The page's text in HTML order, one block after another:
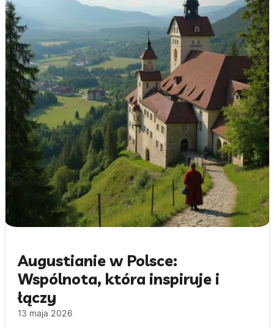
Augustianie w Polsce:
Wspólnota, która inspiruje i
łączy
13 maja 2026